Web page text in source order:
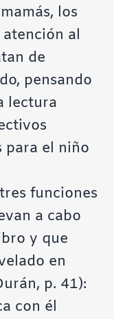
los
al
de
pensando
lectura
para el niño
funciones
a cabo
y que
en
p. 41):
con él